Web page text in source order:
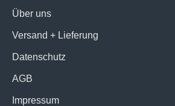
Über uns
Versand + Lieferung
Datenschutz
AGB
Impressum